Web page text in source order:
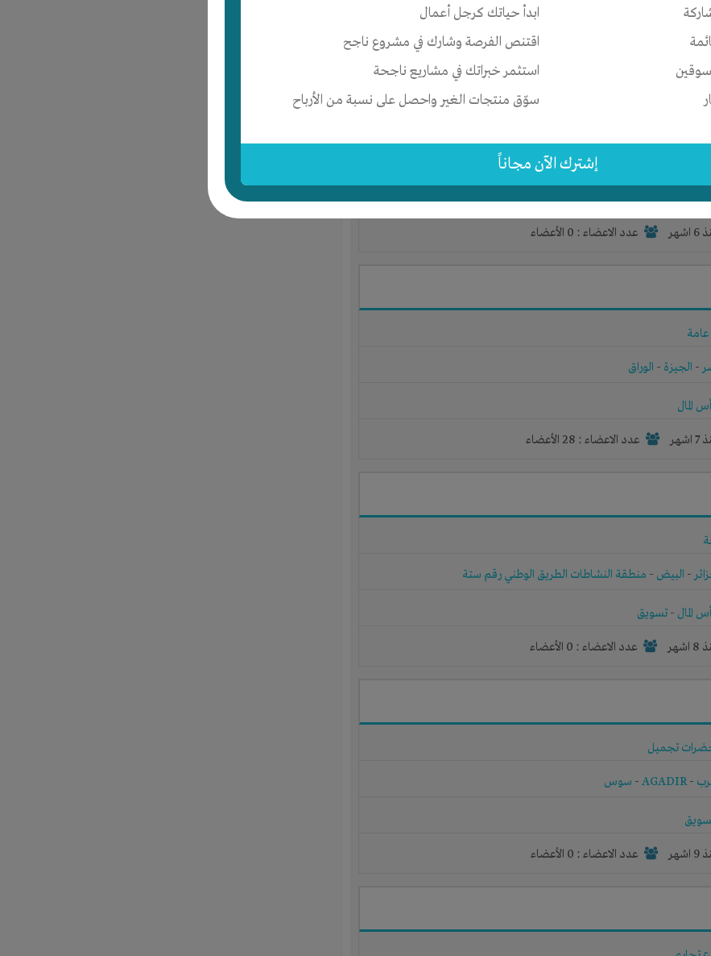
ابدأ حياتك كرجل أعمال
اقتنص الفرصة وشارك في مشروع ناجح
استثمر خبراتك في مشاريع ناجحة
سوّق منتجات الغير واحصل على نسبة من الأرباح
إشترك الآن مجاناً
المال
عدد الاعضاء : 0 الأعضاء
- الجيزة - الوراق
المال
اشهر عدد الاعضاء : 28 الأعضاء
- البيض - منطقة النشاطات الطريق الوطني رقم ستة
المال - تسويق
عدد الاعضاء : 0 الأعضاء
تجميل
-
AGADIR
- سوس
عدد الاعضاء : 0 الأعضاء